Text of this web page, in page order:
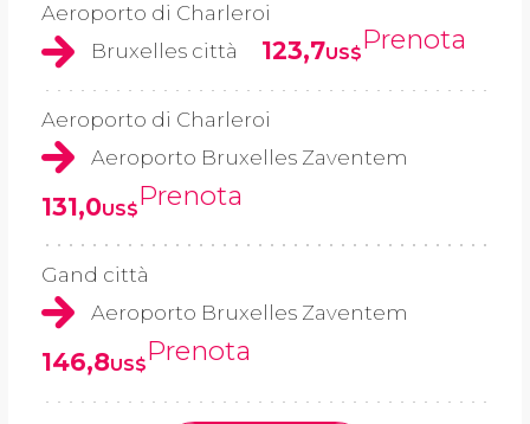
Aeroporto di Charleroi
Bruxelles città
123,7US$Prenota
Aeroporto di Charleroi
Aeroporto Bruxelles Zaventem
131,0US$Prenota
Gand città
Aeroporto Bruxelles Zaventem
146,8US$Prenota